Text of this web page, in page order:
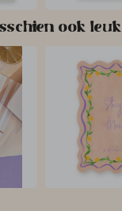
ook leuk